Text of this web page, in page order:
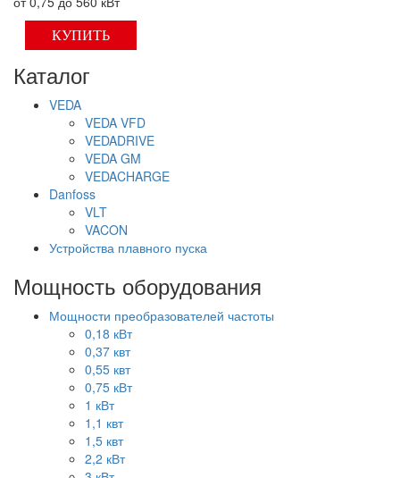
КУПИТЬ
Каталог
VEDA
VEDA VFD
VEDADRIVE
VEDA GM
VEDACHARGE
Danfoss
VLT
VACON
Устройства плавного пуска
Мощность оборудования
Мощности преобразователей частоты
0,18 кВт
0,37 квт
0,55 квт
0,75 кВт
1 кВт
1,1 квт
1,5 квт
2,2 кВт